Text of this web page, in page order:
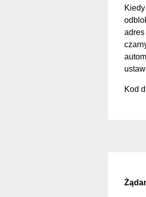
adres
Kod